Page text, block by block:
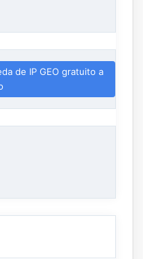
de IP GEO gratuito a